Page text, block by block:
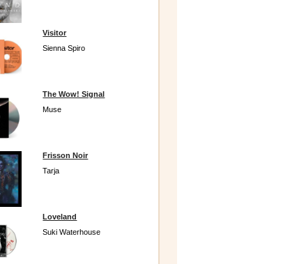
Visitor
Sienna Spiro
The Wow! Signal
Muse
Frisson Noir
Tarja
Loveland
Suki Waterhouse